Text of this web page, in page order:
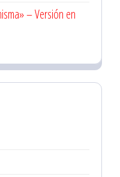
– Versión en